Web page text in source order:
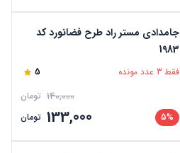
جامدادی مستر راد طرح فضانورد کد
1983
فقط 3 عدد مونده 5
140,000 تومان
5%
133,000 تومان